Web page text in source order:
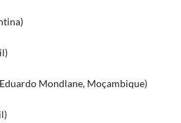
Mondlane, Moçambique)